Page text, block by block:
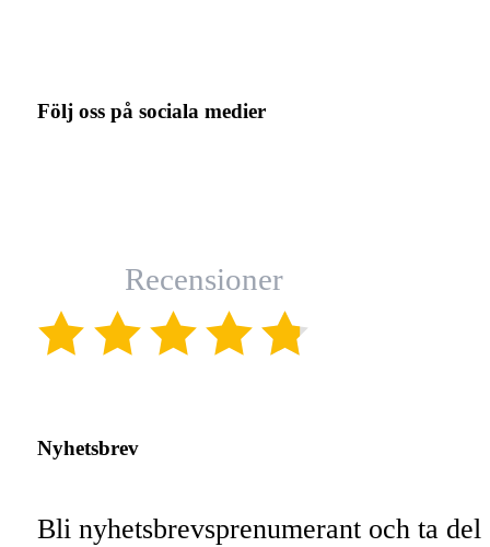
Följ oss på sociala medier
Recensioner
Nyhetsbrev
Bli nyhetsbrevsprenumerant och ta del